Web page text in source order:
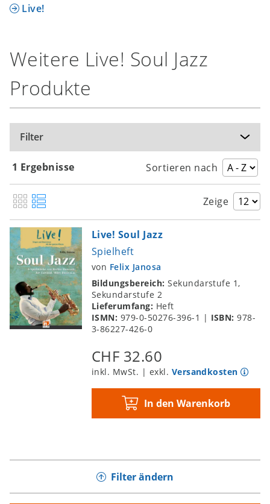
Live!
Weitere Live! Soul Jazz
Produkte
Filter
1 Ergebnisse Sortieren nach
Zeige
Live! Soul Jazz
Spielheft
von Felix Janosa
Bildungsbereich:Sekundarstufe 1,
Sekundarstufe 2
Lieferumfang: Heft
ISMN: 979-0-50276-396-1 | ISBN:978-
3-86227-426-0
CHF 32.60
inkl. MwSt. | exkl. Versandkosten
In den Warenkorb
Filter ändern